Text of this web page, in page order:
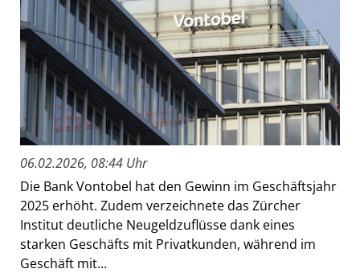
06.02.2026, 08:44 Uhr
Die Bank Vontobel hat den Gewinn im Geschäftsjahr
2025 erhöht. Zudem verzeichnete das Zürcher
Institut deutliche Neugeldzuflüsse dank eines
starken Geschäfts mit Privatkunden, während im
Geschäft mit...